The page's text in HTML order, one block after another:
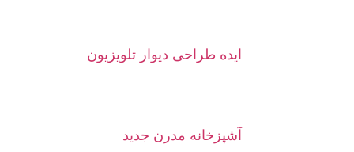
ایده طراحی دیوار تلویزیون
آشپزخانه مدرن جدید